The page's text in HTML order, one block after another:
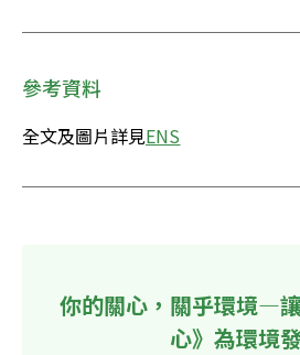
參考資料
全文及圖片詳見ENS
你的關心，關乎環境—
心》為環境